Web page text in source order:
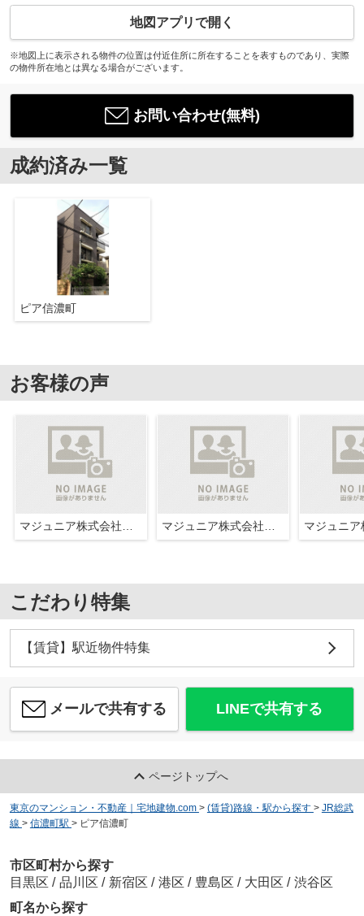
地図アプリで開く
※地図上に表示される物件の位置は付近住所に所在することを表すものであり、実際
の物件所在地とは異なる場合がございます。
お問い合わせ(無料)
成約済み一覧
ピア信濃町
お客様の声
こだわり特集
【賃貸】駅近物件特集
メールで共有する LINEで共有する
ページトップへ
東京のマンション・不動産｜宅地建物.com > (賃貸)路線・駅から探す > JR総武
線 > 信濃町駅 > ピア信濃町
市区町村から探す
目黒区 / 品川区 / 新宿区 / 港区 / 豊島区 / 大田区 / 渋谷区
町名から探す